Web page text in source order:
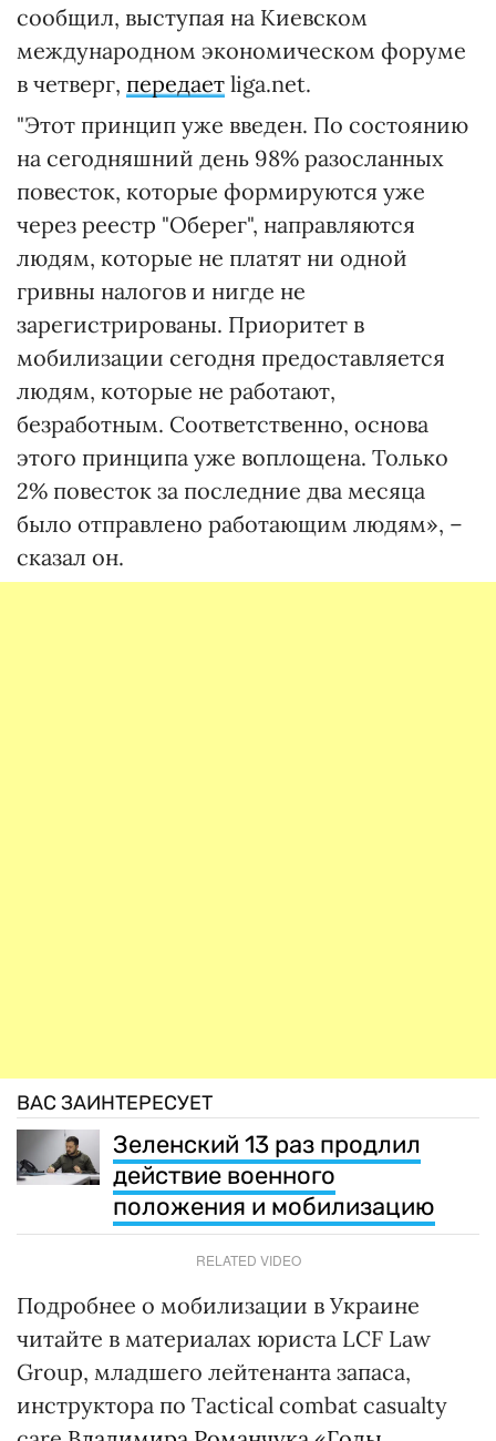
сообщил, выступая на Киевском
международном экономическом форуме
в четверг, передает liga.net.
"Этот принцип уже введен. По состоянию
на сегодняшний день 98% разосланных
повесток, которые формируются уже
через реестр "Оберег", направляются
людям, которые не платят ни одной
гривны налогов и нигде не
зарегистрированы. Приоритет в
мобилизации сегодня предоставляется
людям, которые не работают,
безработным. Соответственно, основа
этого принципа уже воплощена. Только
2% повесток за последние два месяца
было отправлено работающим людям», –
сказал он.
ВАС ЗАИНТЕРЕСУЕТ
Зеленский 13 раз продлил
действие военного
положения и мобилизацию
RELATED VIDEO
Подробнее о мобилизации в Украине
читайте в материалах юриста LCF Law
Group, младшего лейтенанта запаса,
инструктора по Tactical combat casualty